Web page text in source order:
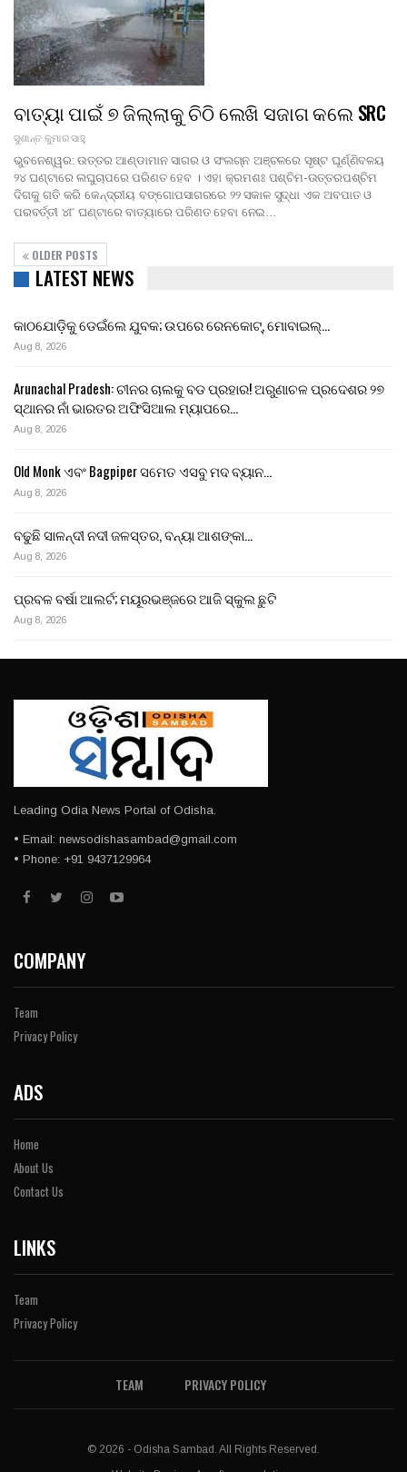
ବାତ୍ୟା ପାଇଁ ୭ ଜିଲ୍ଲାକୁ ଚିଠି ଲେଖି ସଜାଗ କଲେ SRC
ସୁଶାନ୍ତ କୁମାର ସାହୁ
ଭୁବନେଶ୍ୱର: ଉତ୍ତର ଆଣ୍ଡାମାନ ସାଗର ଓ ସଂଲଗ୍ନ ଅଞ୍ଚଳରେ ସୃଷ୍ଟ ଘୂର୍ଣ୍ଣିବଳୟ
୨୪ ଘଣ୍ଟାରେ ଲଘୁଚାପରେ ପରିଣତ ହେବ । ଏହା କ୍ରମଶଃ ପଶ୍ଚିମ-ଉତ୍ତରପଶ୍ଚିମ
ଦିଗକୁ ଗତି କରି କେନ୍ଦ୍ରୀୟ ବଙ୍ଗୋପସାଗରରେ ୨୨ ସକାଳ ସୁଦ୍ଧା ଏକ ଅବପାତ ଓ
ପରବର୍ତ୍ତୀ ୪୮ ଘଣ୍ଟାରେ ବାତ୍ୟାରେ ପରିଣତ ହେବା ନେଇ…
OLDER POSTS
LATEST NEWS
କାଠଯୋଡ଼ିକୁ ଡେଇଁଲେ ଯୁବକ; ଉପରେ ରେନକୋଟ୍, ମୋବାଇଲ୍…
Aug 8, 2026
Arunachal Pradesh: ଚୀନର ଚାଲକୁ ବଡ ପ୍ରହାର! ଅରୁଣାଚଳ ପ୍ରଦେଶର ୨୭
ସ୍ଥାନର ନାଁ ଭାରତର ଅଫିସିଆଲ ମ୍ୟାପରେ…
Aug 8, 2026
Old Monk ଏବଂ Bagpiper ସମେତ ଏସବୁ ମଦ ବ୍ୟାନ…
Aug 8, 2026
ବଢୁଛି ସାଳନ୍ଦୀ ନଦୀ ଜଳସ୍ତର, ବନ୍ୟା ଆଶଙ୍କା…
Aug 8, 2026
ପ୍ରବଳ ବର୍ଷା ଆଲର୍ଟ; ମୟୂରଭଞ୍ଜରେ ଆଜି ସ୍କୁଲ ଛୁଟି
Aug 8, 2026
Leading Odia News Portal of Odisha.
• Email: newsodishasambad@gmail.com
• Phone: +91 9437129964
COMPANY
Team
Privacy Policy
ADS
Home
About Us
Contact Us
LINKS
Team
Privacy Policy
TEAM PRIVACY POLICY
© 2026 - Odisha Sambad. All Rights Reserved.